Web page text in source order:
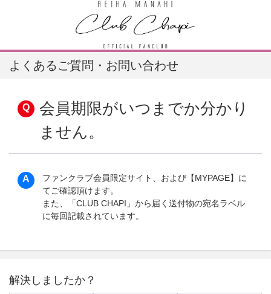
よくあるご質問・お問い合わせ
会員期限がいつまでか分かり
ません。
ファンクラブ会員限定サイト、および【MYPAGE】に
てご確認頂けます。
また、「CLUB CHAPI」から届く送付物の宛名ラベル
に毎回記載されています。
解決しましたか？